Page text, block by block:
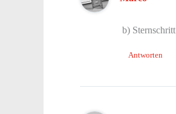
b) Sternschritt
Antworten